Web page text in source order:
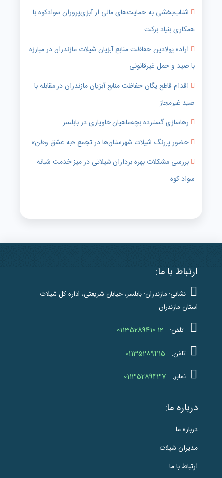
شتاب‌بخشی به حمایت‌های مالی از آبزی‌پروران سوادکوه با
همکاری بنیاد برکت
اراده پولادین حفاظت منابع آبزیان شیلات مازندران در مبارزه
با صید و حمل غیرقانونی
اقدام قاطع یگان حفاظت منابع آبزیان مازندران در مقابله با
صید غیرمجاز
رهاسازی گسترده بچه‌ماهیان خاویاری در بابلسر
حضور پررنگ شیلات شهرستان‌ها در تجمع «به عشق وطن»
بررسی مشکلات بهره برداران شیلاتی در میز خدمت شبانه
سواد کوه
ارتباط با ما:
نشانی: مازندران: بابلسر، خیابان شریعتی، اداره کل شیلات
استان مازندران
تلفن: 01135289410-12
تلفن: 01135289415
نمابر: 01135289437
درباره ما:
درباره ما
مدیران شیلات
ارتباط با ما